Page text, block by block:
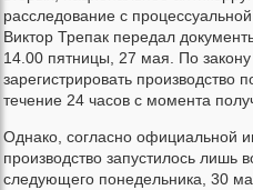
расследование с
Виктор Трепак передал
14.00 пятницы, 27 мая. По
зарегистрировать производство
течение 24 часов с момента
Однако, согласно официальной
производство запустилось лишь
следующего понедельника, 30